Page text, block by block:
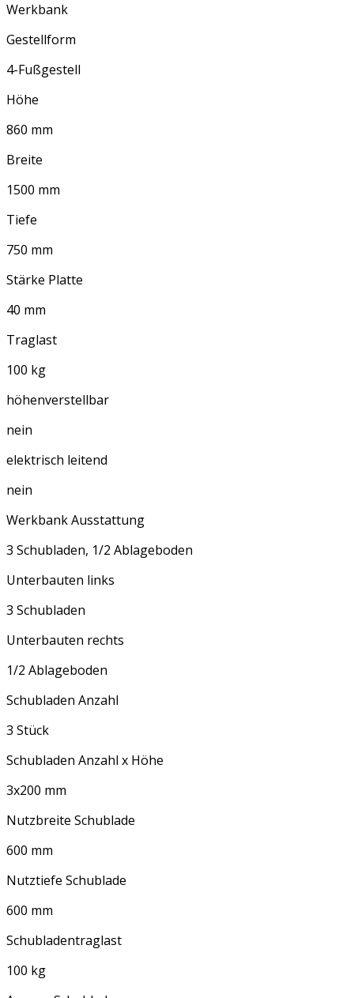
Werkbank
Gestellform
4-Fußgestell
Höhe
860 mm
Breite
1500 mm
Tiefe
750 mm
Stärke Platte
40 mm
Traglast
100 kg
höhenverstellbar
nein
elektrisch leitend
nein
Werkbank Ausstattung
3 Schubladen, 1/2 Ablageboden
Unterbauten links
3 Schubladen
Unterbauten rechts
1/2 Ablageboden
Schubladen Anzahl
3 Stück
Schubladen Anzahl x Höhe
3x200 mm
Nutzbreite Schublade
600 mm
Nutztiefe Schublade
600 mm
Schubladentraglast
100 kg